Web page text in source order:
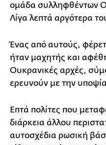
ομάδα συλληφθέντων
Λίγα λεπτά αργότερα
Ένας από αυτούς,
ήταν μαχητής και
Ουκρανικές αρχές,
ερευνούν με την
Επτά πολίτες που
διάρκεια άλλου
αυτοσχέδια ρωσική